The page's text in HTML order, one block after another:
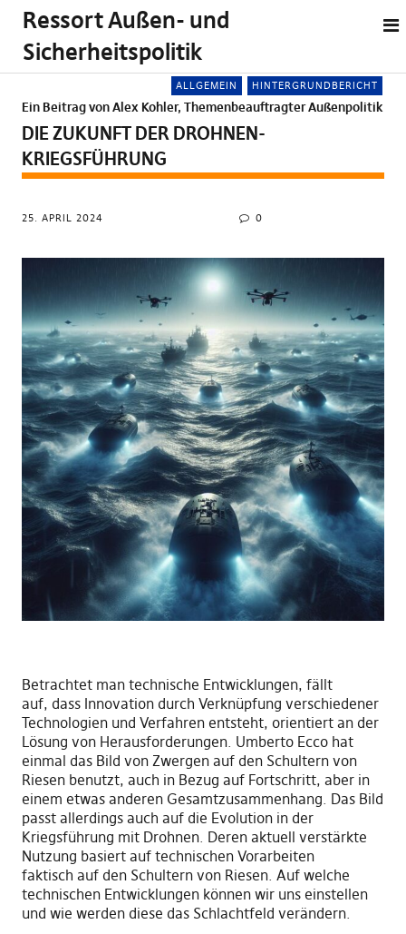
Ressort Außen- und
Sicherheitspolitik
ALLGEMEIN HINTERGRUNDBERICHT
Ein Beitrag von Alex Kohler, Themenbeauftragter Außenpolitik
DIE ZUKUNFT DER DROHNEN-
KRIEGSFÜHRUNG
25. APRIL 2024 0
Betrachtet man technische Entwicklungen, fällt
auf, dassInnovation durch Verknüpfung verschiedener
Technologien und Verfahren entsteht, orientiert an der
Lösung von Herausforderungen. Umberto Ecco hat
einmal das Bild von Zwergen auf den Schultern von
Riesen benutzt, auch in Bezug auf Fortschritt, aber in
einem etwas anderen Gesamtzusammenhang. Das Bild
passt allerdings auch auf die Evolution in der
Kriegsführung mit Drohnen. Derenaktuell verstärkte
Nutzung basiert auf technischen Vorarbeiten
faktisch auf den Schultern von Riesen. Auf welche
technischen Entwicklungen können wir uns einstellen
und wie werden diese das Schlachtfeld verändern.